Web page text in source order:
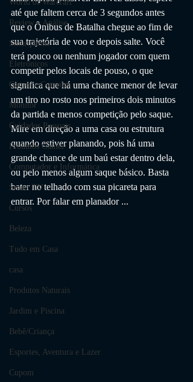
World of Warcraft
Review e Análise
Smartphone
Eletrônicos
Games e Consoles
Monitor
Cuidados Pessoais
Produtos Gamer
Computador e Informática
Smart TV
Cursos
Beleza
Tudo em Casa
casa
Produtos Naturais
Jardim e Piscina
Bebê/Criança
Esportes, Aventura e Lazer
Cupom
até que faltem cerca de 3 segundos antes
que o Ônibus de Batalha chegue ao fim de
sua trajetória de voo e depois salte. Você
terá pouco ou nenhum jogador com quem
competir pelos locais de pouso, o que
significa que há uma chance menor de levar
um tiro no rosto nos primeiros dois minutos
da partida e menos competição pelo saque.
Mire em direção a uma casa ou estrutura
quando estiver planando, pois há uma
grande chance de um baú estar dentro dela,
ou pelo menos algum saque básico. Basta
bater no telhado com sua picareta para
entrar. Por falar em planador ...